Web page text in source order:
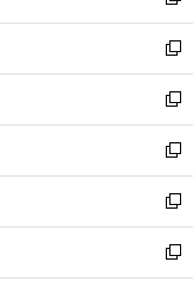
ウ
で
開
く
ン
ド
ウ
で
開
く
ウ
ィ
ン
ド
ウ
で
開
く
し
い
ウ
ィ
ン
ド
ウ
で
開
く
新
し
い
ウ
ィ
ン
ド
ウ
で
開
新
し
い
ウ
ィ
ン
ド
ウ
新
し
い
ウ
ィ
ン
新
し
い
ウ
新
し